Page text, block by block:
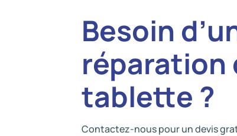
Besoin
réparation
tablette ?
Contactez-nous pour un devis